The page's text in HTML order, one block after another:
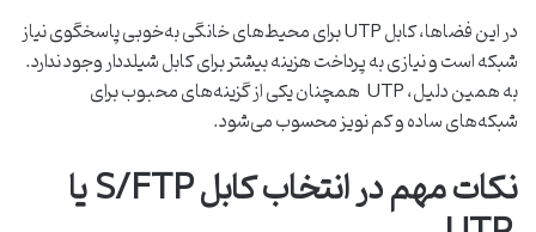
در این فضاها، کابل UTP برای محیط‌های خانگی به‌خوبی پاسخگوی نیاز
شبکه است و نیازی به پرداخت هزینه بیشتر برای کابل شیلددار وجود ندارد.
به همین دلیل، UTP همچنان یکی از گزینه‌های محبوب برای
شبکه‌های ساده و کم ‌نویز محسوب می‌شود.
نکات مهم در انتخاب کابل S/FTP یا